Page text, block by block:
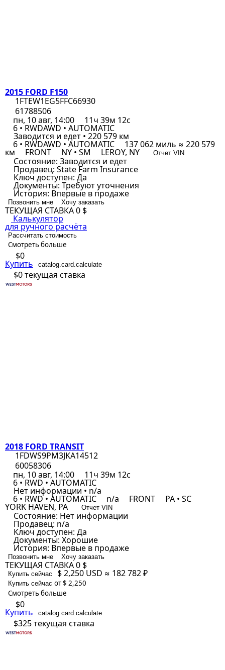
2015 FORD F150
1FTEW1EG5FFC66930
61788506
пн, 10 авг, 14:00
11ч 39м 12с
6 • RWDAWD • AUTOMATIC
Заводится и едет • 220 579 км
6 • RWDAWD • AUTOMATIC 137 062 миль ≈ 220 579
км FRONT NY • SM LEROY, NY Отчет VIN
Состояние: Заводится и едет
Продавец: State Farm Insurance
Ключ доступен: Да
Документы: Требуют уточнения
История: Впервые в продаже
Позвонить мне Хочу заказать
ТЕКУЩАЯ СТАВКА0 $
Калькулятор
для ручного расчёта
Рассчитать стоимость
Смотреть больше
$0
Купить catalog.card.calculate
$0текущая ставка
2018 FORD TRANSIT
1FDWS9PM3JKA14512
60058306
пн, 10 авг, 14:00
11ч 39м 12с
6 • RWD • AUTOMATIC
Нет информации • n/a
6 • RWD • AUTOMATIC n/a FRONT PA • SC
YORK HAVEN, PA Отчет VIN
Состояние: Нет информации
Продавец: n/a
Ключ доступен: Да
Документы: Хорошие
История: Впервые в продаже
Позвонить мне Хочу заказать
ТЕКУЩАЯ СТАВКА0 $
Купить сейчас $ 2,250 USD ≈ 182 782 ₽
Купить сейчас от $ 2,250
Смотреть больше
$0
Купить catalog.card.calculate
$325текущая ставка